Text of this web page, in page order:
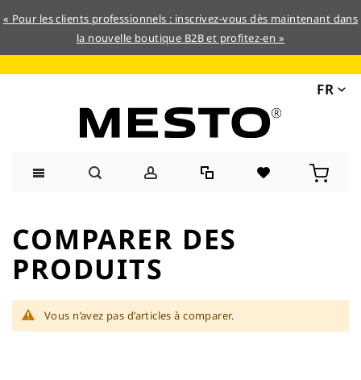
« Pour les clients professionnels : inscrivez-vous dès maintenant dans
la nouvelle boutique B2B et profitez-en »
FR
contenu
COMPARER DES
PRODUITS
Vous n’avez pas d’articles à comparer.